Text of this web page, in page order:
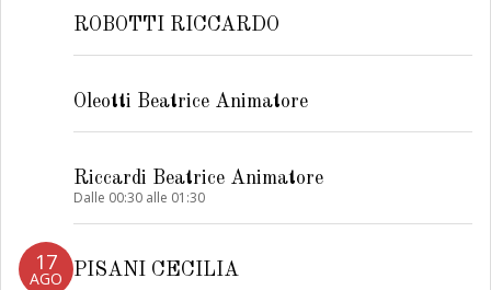
ROBOTTI RICCARDO
Oleotti Beatrice Animatore
Riccardi Beatrice Animatore
Dalle 00:30 alle 01:30
17
AGO PISANI CECILIA